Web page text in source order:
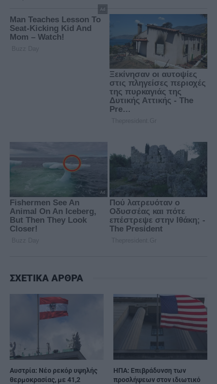
ΣΧΕΤΙΚΑ ΑΡΘΡΑ
Αυστρία: Νέο ρεκόρ υψηλής
θερμοκρασίας, με 41,2
ΗΠΑ: Επιβράδυνση των
προσλήψεων στον ιδιωτικό